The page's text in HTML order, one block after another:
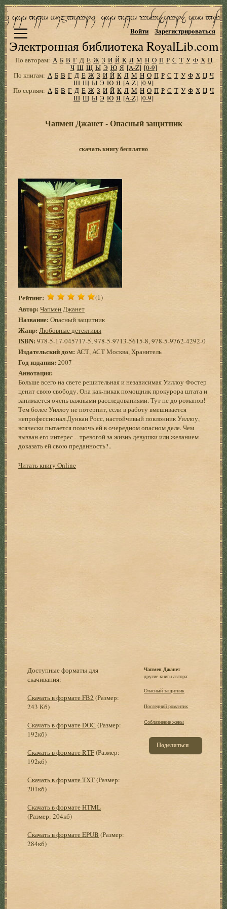
Электронная библиотека RoyalLib.com
Войти Зарегистрироваться
По авторам: А Б В Г Д Е Ж З И Й К Л М Н О П Р С Т У Ф Х Ц
Ч Ш Щ Ы Э Ю Я [A-Z] [0-9]
По книгам: А Б В Г Д Е Ж З И Й К Л М Н О П Р С Т У Ф Х Ц Ч
Ш Щ Ы Э Ю Я [A-Z] [0-9]
По сериям: А Б В Г Д Е Ж З И Й К Л М Н О П Р С Т У Ф Х Ц Ч
Ш Щ Ы Э Ю Я [A-Z] [0-9]
Чапмен Джанет - Опасный защитник
скачать книгу бесплатно
Рейтинг: (1)
Автор: Чапмен Джанет
Название: Опасный защитник
Жанр: Любовные детективы
ISBN: 978-5-17-045717-5, 978-5-9713-5615-8, 978-5-9762-4292-0
Издательский дом: АСТ, АСТ Москва, Хранитель
Год издания:2007
Аннотация:
Больше всего на свете решительная и независимая Уиллоу Фостер
ценит свою свободу. Она как-никак помощник прокурора штата и
занимается очень важными расследованиями. Тут не до романов!
Тем более Уиллоу не потерпит, если в работу вмешивается
непрофессионал.Дункан Росс, настойчивый поклонник Уиллоу,
всячески пытается помочь ей в очередном опасном деле. Чем
вызван его интерес – тревогой за жизнь девушки или желанием
доказать ей свою преданность?..
Читать книгу Online
Доступные форматы для
скачивания:
Скачать в формате FB2 (Размер:
243 Кб)
Скачать в формате DOC (Размер:
192кб)
Скачать в формате RTF(Размер:
192кб)
Скачать в формате TXT(Размер:
201кб)
Скачать в формате HTML
(Размер: 204кб)
Скачать в формате EPUB (Размер:
284кб)
Чапмен Джанет
другие книги автора:
Опасный защитник
Последний романтик
Соблазнение жены
Поделиться